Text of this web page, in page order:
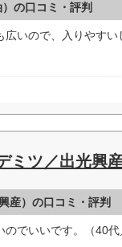
の口コミ・評判
いので、入りやすい
ミツ／出光興産
産）の口コミ・評判
でいいです。（40代